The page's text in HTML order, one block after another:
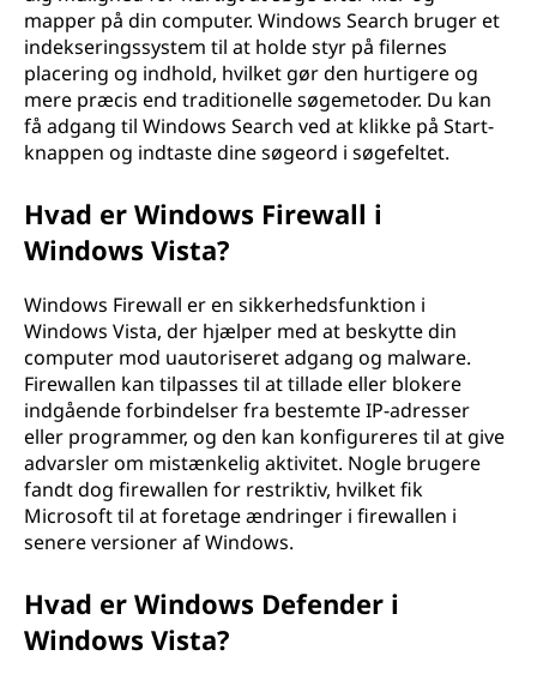
mapper på din computer. Windows Search bruger et
indekseringssystem til at holde styr på filernes
placering og indhold, hvilket gør den hurtigere og
mere præcis end traditionelle søgemetoder. Du kan
få adgang til Windows Search ved at klikke på Start-
knappen og indtaste dine søgeord i søgefeltet.
Hvad er Windows Firewall i
Windows Vista?
Windows Firewall er en sikkerhedsfunktion i
Windows Vista, der hjælper med at beskytte din
computer mod uautoriseret adgang og malware.
Firewallen kan tilpasses til at tillade eller blokere
indgående forbindelser fra bestemte IP-adresser
eller programmer, og den kan konfigureres til at give
advarsler om mistænkelig aktivitet. Nogle brugere
fandt dog firewallen for restriktiv, hvilket fik
Microsoft til at foretage ændringer i firewallen i
senere versioner af Windows.
Hvad er Windows Defender i
Windows Vista?